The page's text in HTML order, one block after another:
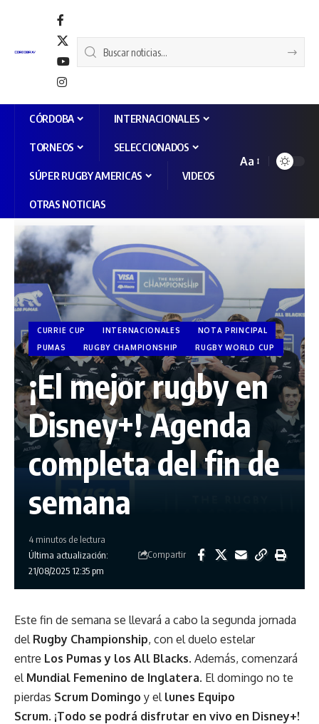
CÓRDOBA INTERNACIONALES
TORNEOS SELECCIONADOS
SÚPER RUGBY AMERICAS VIDEOS
OTRAS NOTICIAS
Aa
CURRIE CUP INTERNACIONALES
NOTA PRINCIPAL
PUMAS
RUGBY CHAMPIONSHIP RUGBY WORLD CUP
¡El mejor rugby en
Disney+! Agenda
completa del fin de
semana
Última actualización:
21/08/2025 12:35 pm
4 minutos de lectura
Compartir
Este fin de semana se llevará a cabo la segunda jornada
del Rugby Championship, con el duelo estelar
entre Los Pumas y los All Blacks. Además, comenzará
el Mundial Femenino de Inglatera. El domingo no te
pierdas Scrum Domingo y el lunes Equipo
Scrum. ¡Todo se podrá disfrutar en vivo en Disney+!